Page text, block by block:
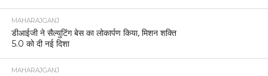
MAHARAJGANJ
डीआईजी ने सैल्युटिंग बेस का लोकार्पण किया, मिशन शक्ति
5.0 को दी नई दिशा
MAHARAJGANJ